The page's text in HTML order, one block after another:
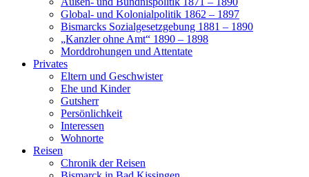
Global- und Kolonialpolitik 1862 – 1897
Bismarcks Sozialgesetzgebung 1881 – 1890
„Kanzler ohne Amt“ 1890 – 1898
Morddrohungen und Attentate
Privates
Eltern und Geschwister
Ehe und Kinder
Gutsherr
Persönlichkeit
Interessen
Wohnorte
Reisen
Chronik der Reisen